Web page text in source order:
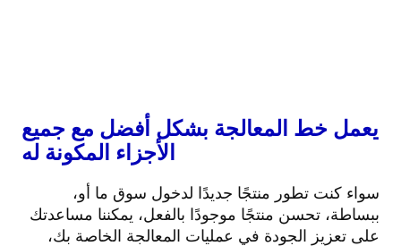
يعمل خط المعالجة بشكل أفضل مع جميع
الأجزاء المكونة له
سواء كنت تطور منتجًا جديدًا لدخول سوق ما أو،
ببساطة، تحسن منتجًا موجودًا بالفعل، يمكننا مساعدتك
على تعزيز الجودة في عمليات المعالجة الخاصة بك،